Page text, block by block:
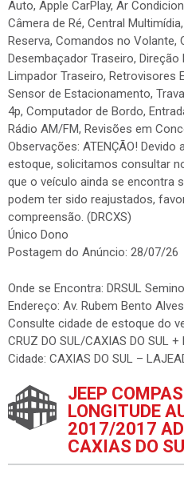
Auto, Apple CarPlay, Ar
Câmera de Ré, Central
Reserva, Comandos no Volante,
Desembaçador Traseiro, Direção
Limpador Traseiro, Retrovisores
Sensor de Estacionamento,
4p, Computador de Bordo,
Rádio AM/FM, Revisões em
Observações: ATENÇÃO!
estoque, solicitamos consultar
que o veículo ainda se encontra
podem ter sido reajustados,
compreensão. (DRCXS)
Único Dono
Postagem do Anúncio: 28/07/26
Onde se Encontra: DRSUL
Endereço: Av. Rubem Bento
Consulte cidade de estoque do
CRUZ DO SUL/CAXIAS DO SUL +
Cidade: CAXIAS DO SUL –
JEEP
LONGITUDE
2017/2017
CAXIAS DO